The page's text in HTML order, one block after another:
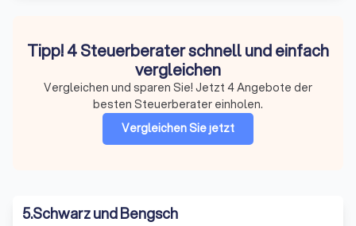
Tipp! 4 Steuerberater schnell und einfach
vergleichen
Vergleichen und sparen Sie! Jetzt 4 Angebote der
besten Steuerberater einholen.
Vergleichen Sie jetzt
5.Schwarz und Bengsch